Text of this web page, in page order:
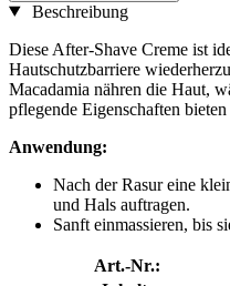
Beschreibung
Diese After-Shave Creme ist
Hautschutzbarriere
Macadamia nähren die Haut,
pflegende Eigenschaften
Anwendung:
Nach der Rasur eine
und Hals auftragen.
Sanft einmassieren, bis
Art.-Nr.: